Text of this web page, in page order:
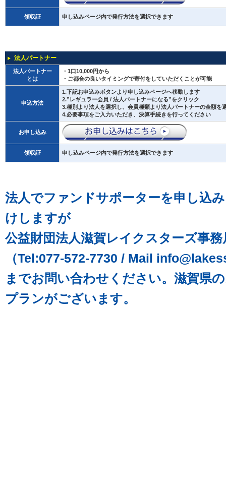
領収証 申し込みページ内で発行方法を選択できます
法人パートナー
法人パートナー
とは
・1口10,000円から
・ご都合の良いタイミングで寄付をしていただくことが可能
申込方法
1.下記お申込みボタンより申し込みページへ移動します
2.”レギュラー会員 / 法人パートナーになる”をクリック
3.種別より法人を選択し、会員種類より法人パートナーの金額を
4.必要事項をご入力いただき、決算手続きを行ってください
お申し込み
領収証 申し込みページ内で発行方法を選択できます
法人でファンドサポーターを申し込
けしますが
公益財団法人滋賀レイクスターズ事務
（Tel:077-572-7730 / Mail
までお問い合わせください。滋賀県
プランがございます。